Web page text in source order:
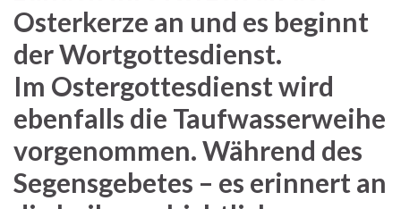
Osterkerze an und es beginnt
der Wortgottesdienst.
Im Ostergottesdienst wird
ebenfalls die Taufwasserweihe
vorgenommen. Während des
Segensgebetes – es erinnert an